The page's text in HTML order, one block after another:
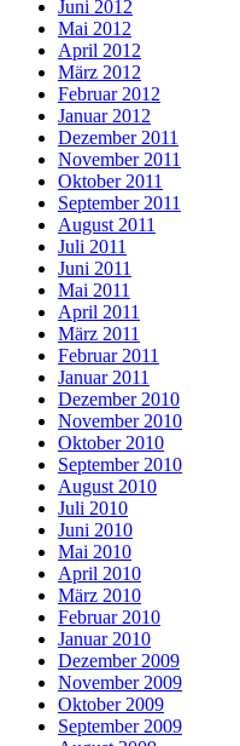
Juni 2012
Mai 2012
April 2012
März 2012
Februar 2012
Januar 2012
Dezember 2011
November 2011
Oktober 2011
September 2011
August 2011
Juli 2011
Juni 2011
Mai 2011
April 2011
März 2011
Februar 2011
Januar 2011
Dezember 2010
November 2010
Oktober 2010
September 2010
August 2010
Juli 2010
Juni 2010
Mai 2010
April 2010
März 2010
Februar 2010
Januar 2010
Dezember 2009
November 2009
Oktober 2009
September 2009